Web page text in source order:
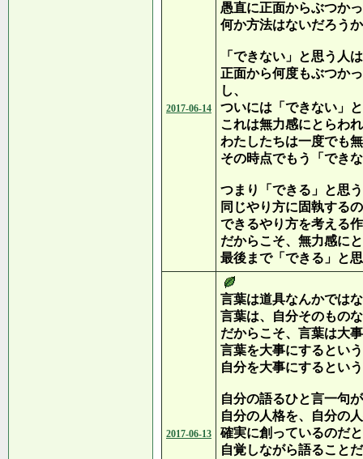
2017-06-14
愚直に正面からぶつか
何か方法はないだろう
「できない」と思う人
正面から何度もぶつか
し、
ついには「できない」
これは無力感にとらわ
わたしたちは一度でも
その時点でもう「でき
つまり「できる」と思
同じやり方に固執する
できるやり方を考える
だからこそ、無力感に
最後まで「できる」と
2017-06-13
言葉は道具なんかでは
言葉は、自分そのもの
だからこそ、言葉は大
言葉を大事にするとい
自分を大事にするとい
自分の語るひと言一句
自分の人格を、自分の
確実に創っているのだ
自覚しながら語ること